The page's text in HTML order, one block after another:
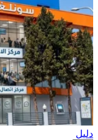
دليل